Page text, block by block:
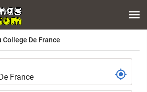
College De France